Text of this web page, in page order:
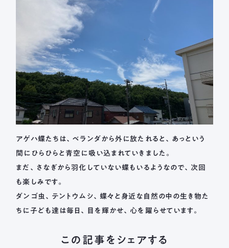
アゲハ蝶たちは、ベランダから外に放たれると、あっという
間にひらひらと青空に吸い込まれていきました。
まだ、さなぎから羽化していない蝶もいるようなので、次回
も楽しみです。
ダンゴ虫、テントウムシ、蝶々と身近な自然の中の生き物た
ちに子ども達は毎日、目を輝かせ、心を躍らせています。
この記事をシェアする